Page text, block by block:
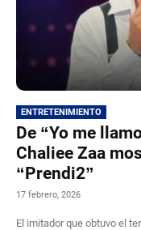
ENTRETENIMIENTO
De “Yo me
Chaliee Zaa
“Prendi2”
17 febrero, 2026
El imitador que obtuvo el